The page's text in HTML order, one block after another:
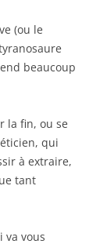
(ou le
beaucoup
la fin, ou se
qui
à extraire,
tant
va vous